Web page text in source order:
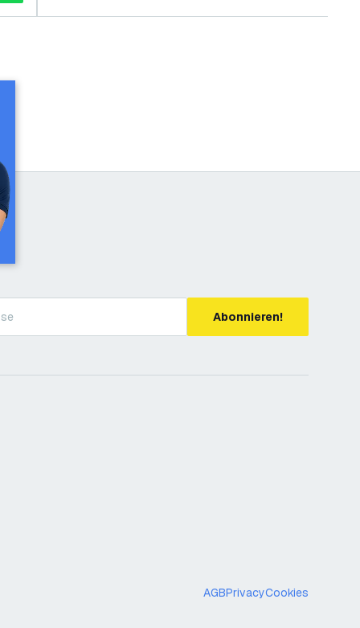
Abonnieren!
AGBPrivacyCookies